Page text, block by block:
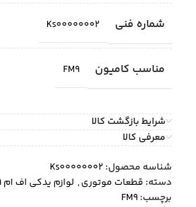
شماره فنی Ks00000002
مناسب کامیون FM9
شرایط بازگشت کالا
معرفی کالا
شناسه محصول: Ks00000002
دسته: قطعات موتوری, لوازم یدکی اف ام 9 | FM9
برچسب:FM9